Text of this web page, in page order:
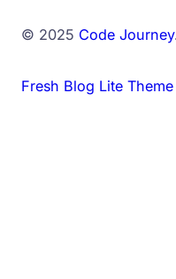
© 2025 Code Journey
Fresh Blog Lite Theme